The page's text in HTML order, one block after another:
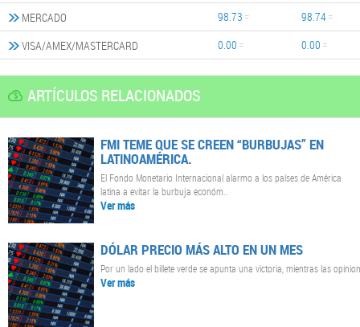
MERCADO
98.73
98.74
VISA/AMEX/MASTERCARD
0.00 0.00
ARTÍCULOS RELACIONADOS
FMI TEME QUE SE CREEN “BURBUJAS” EN
LATINOAMÉRICA.
El Fondo Monetario Internacional alarmo a los países de América
latina a evitar la burbuja económ..
Ver más
DÓLAR PRECIO MÁS ALTO EN UN MES
Por un lado el billete verde se apunta una victoria, mientras las
Ver más